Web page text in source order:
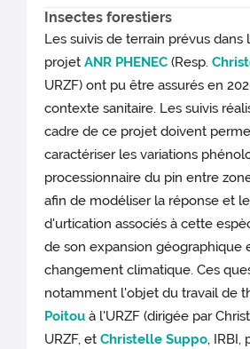
Insectes forestiers
Les suivis de terrain prévus dans
projetANR PHENEC (Resp.
URZF) ont pu être assurés en
contexte sanitaire. Les suivis
cadre de ce projet doivent
caractériser les variations
processionnaire du pin entre
afin de modéliser la réponse et
d'urtication associés à cette
de son expansion géographique
changement climatique. Ces
notamment l'objet du travail de
Poitou à l'URZF (dirigée par
URZF, etChristelle Suppo, IRBI,